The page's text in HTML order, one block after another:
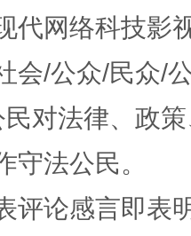
代网络科技影
会/公众/民众/
对法律、政
守法公民。
评论感言即表